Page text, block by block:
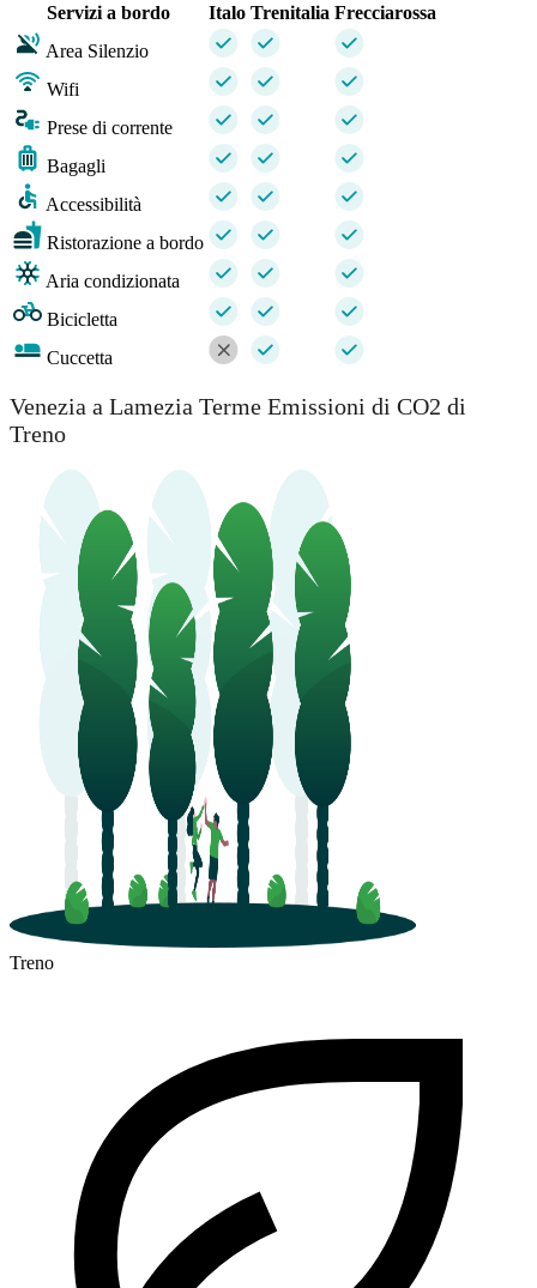
Servizi a bordo
Italo Trenitalia Frecciarossa
Area Silenzio
Wifi
Prese di corrente
Bagagli
Accessibilità
Ristorazione a bordo
Aria condizionata
Bicicletta
Cuccetta
Venezia a Lamezia Terme Emissioni di CO2 di
Treno
Treno